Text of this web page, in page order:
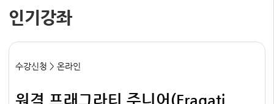
인기강좌
수강신청 > 온라인
원격 프래그라티 주니어(Fragati